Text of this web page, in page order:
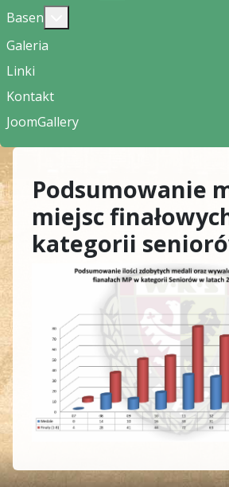
Basen
Galeria
Linki
Kontakt
JoomGallery
Podsumowanie
miejsc
kategorii